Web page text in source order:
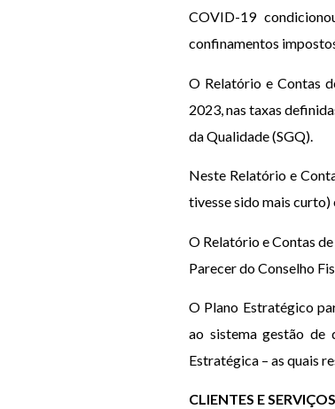
COVID-19
confinamentos
O Relatório e Contas
2023, nas taxas
da Qualidade (SGQ).
Neste Relatório e
tivesse sido mais
O Relatório e Contas
Parecer do Conselho
O Plano Estratégico
ao sistema gestão de
Estratégica – as quais
CLIENTES E SERVIÇOS